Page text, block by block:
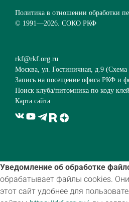
Политика в отношении обработки
© 1991—2026. СОКО РКФ
rkf@rkf.org.ru
Москва, ул. Гостиничная, д.9 (Схема
Запись на посещение офиса РКФ и
Поиск клуба/питомника по коду
Карта сайта
Уведомление об обработке
обрабатывает файлы cookies.
этот сайт удобнее для